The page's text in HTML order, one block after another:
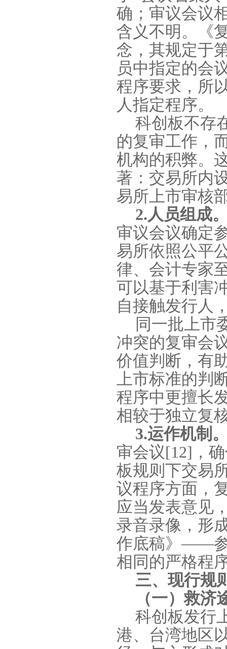
确；审议会议
含义不明。《
念，其规定于
员中指定的会
程序要求，所
人指定程序。
科创板不存
的复审工作，
机构的积弊。
著：交易所内
易所上市审核
2.人员组成
审议会议确定
易所依照公平
律、会计专家
可以基于利害
自接触发行人
同一批上市
冲突的复审会
价值判断，有
上市标准的判
程序中更擅长
相较于独立复
3.运作机制
审会议[12] ，
板规则下交易
议程序方面，
应当发表意见
录音录像，形
作底稿》——参
相同的严格程
三、现行规
（一）救济
科创板发行
港、台湾地区